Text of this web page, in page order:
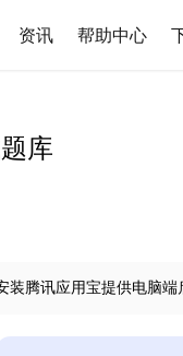
资讯 帮助中心
库
装腾讯应用宝提供电脑